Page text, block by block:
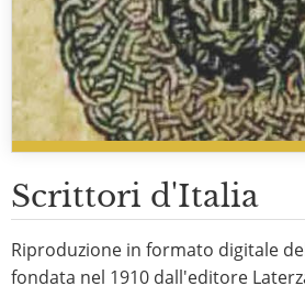
Scrittori d'Italia
Riproduzione in formato digitale
fondata nel 1910 dall'editore